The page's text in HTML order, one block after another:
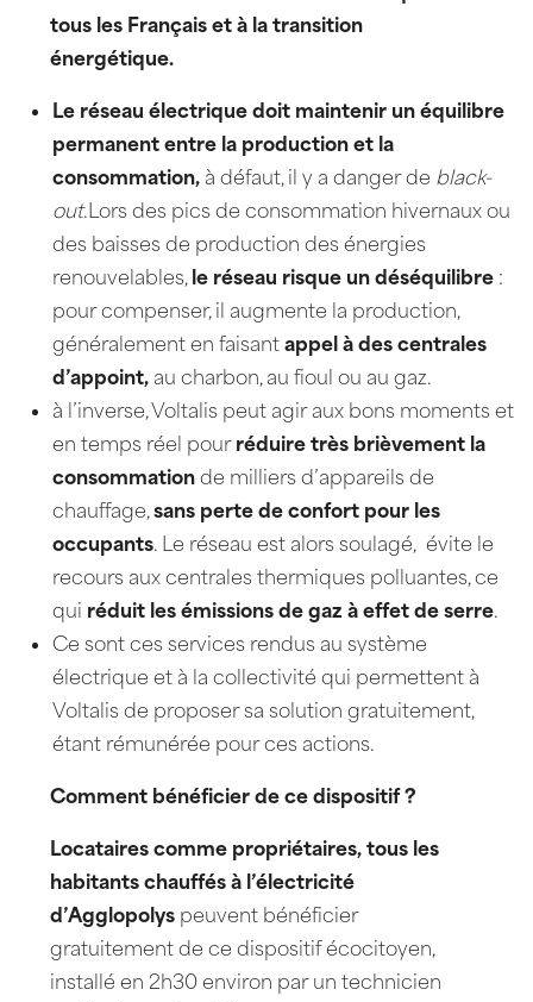
tous les Français et à la transition
énergétique.
Le réseau électrique doit maintenir un équilibre
permanent entre la production et la
consommation, à défaut, il y a danger de black-
out.Lors des pics de consommation hivernaux ou
des baisses de production des énergies
renouvelables, le réseau risque un déséquilibre :
pour compenser, il augmente la production,
généralement en faisant appel à des centrales
d’appoint, au charbon, au fioul ou au gaz.
à l’inverse, Voltalis peut agir aux bons moments et
en temps réel pour réduire très brièvement la
consommation de milliers d’appareils de
chauffage,sans perte de confort pour les
occupants. Le réseau est alors soulagé, évite le
recours aux centrales thermiques polluantes, ce
qui réduit les émissions de gaz à effet de serre.
Ce sont ces services rendus au système
électrique et à la collectivité qui permettent à
Voltalis de proposer sa solution gratuitement,
étant rémunérée pour ces actions.
Comment bénéficier de ce dispositif ?
Locataires comme propriétaires, tous les
habitants chauffés à l’électricité
d’Agglopolys peuvent bénéficier
gratuitement de ce dispositif écocitoyen,
installé en 2h30 environ par un technicien